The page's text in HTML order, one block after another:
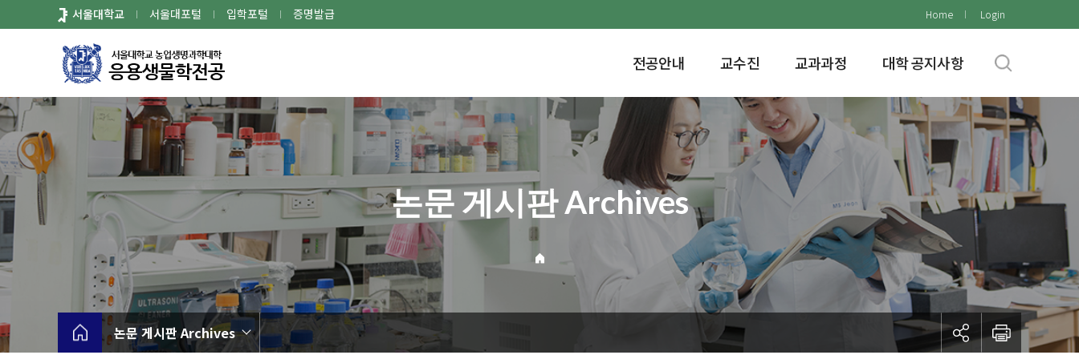
로
뉴
서울대학교 서울대포털 입학포털 증명발급 Home Login
전공안내 교수진 교과과정 대학 공지사항
논문 게시판 Archives
논문 게시판 Archives